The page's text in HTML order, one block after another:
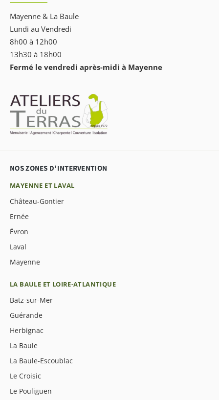
Mayenne & La Baule
Lundi au Vendredi
8h00 à 12h00
13h30 à 18h00
Fermé le vendredi après-midi à Mayenne
NOS ZONES D'INTERVENTION
MAYENNE ET LAVAL
Château-Gontier
Ernée
Évron
Laval
Mayenne
LA BAULE ET LOIRE-ATLANTIQUE
Batz-sur-Mer
Guérande
Herbignac
La Baule
La Baule-Escoublac
Le Croisic
Le Pouliguen